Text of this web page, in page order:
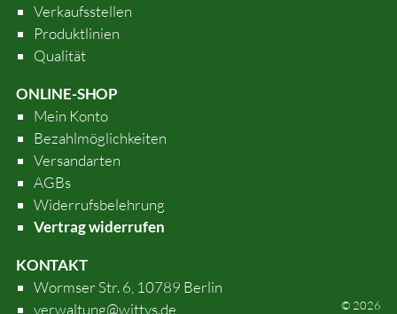
Verkaufsstellen
Produktlinien
Qualität
ONLINE-SHOP
Mein Konto
Bezahlmöglichkeiten
Versandarten
AGBs
Widerrufsbelehrung
Vertrag widerrufen
KONTAKT
Wormser Str. 6, 10789 Berlin
verwaltung@wittys.de
© 2026